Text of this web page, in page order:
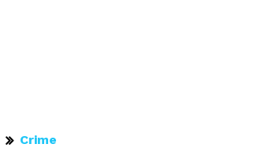
Crime